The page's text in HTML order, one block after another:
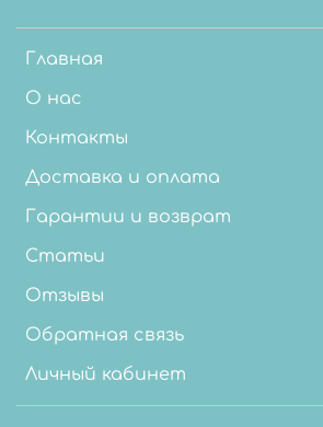
Главная
О нас
Контакты
Доставка и оплата
Гарантии и возврат
Статьи
Отзывы
Обратная связь
Личный кабинет